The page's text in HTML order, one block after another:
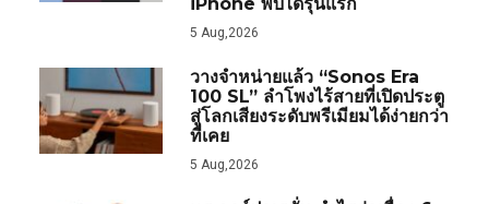
5 Aug,2026
วางจำหน่ายแล้ว “Sonos Era
100 SL” ลำโพงไร้สายที่เปิดประตู
สู่โลกเสียงระดับพรีเมียมได้ง่ายกว่า
ที่เคย
5 Aug,2026